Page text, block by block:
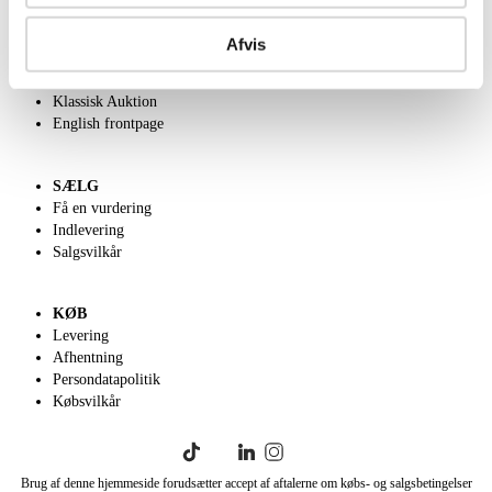
Afvis
OM OS
Klassisk Auktion
English frontpage
SÆLG
Få en vurdering
Indlevering
Salgsvilkår
KØB
Levering
Afhentning
Persondatapolitik
Købsvilkår
Brug af denne hjemmeside forudsætter accept af aftalerne om købs- og salgsbetingelser